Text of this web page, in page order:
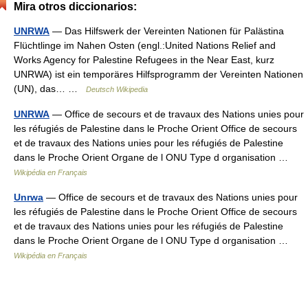
Mira otros diccionarios:
UNRWA — Das Hilfswerk der Vereinten Nationen für Palästina
Flüchtlinge im Nahen Osten (engl.:United Nations Relief and
Works Agency for Palestine Refugees in the Near East, kurz
UNRWA) ist ein temporäres Hilfsprogramm der Vereinten Nationen
(UN), das… …
Deutsch Wikipedia
UNRWA — Office de secours et de travaux des Nations unies pour
les réfugiés de Palestine dans le Proche Orient Office de secours
et de travaux des Nations unies pour les réfugiés de Palestine
dans le Proche Orient Organe de l ONU Type d organisation …
Wikipédia en Français
Unrwa — Office de secours et de travaux des Nations unies pour
les réfugiés de Palestine dans le Proche Orient Office de secours
et de travaux des Nations unies pour les réfugiés de Palestine
dans le Proche Orient Organe de l ONU Type d organisation …
Wikipédia en Français